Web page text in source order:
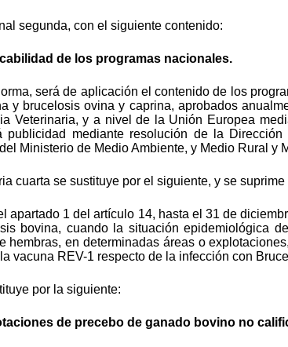
segunda, con el siguiente contenido:
de los programas nacionales.
será de aplicación el contenido de los
y brucelosis ovina y caprina, aprobados
Veterinaria, y a nivel de la Unión Europea
mediante resolución de la
Ministerio de Medio Ambiente, y Medio Rural y
cuarta se sustituye por el siguiente, y se suprime
apartado 1 del artículo 14, hasta el 31 de
bovina, cuando la situación epidemiológica
hembras, en determinadas áreas o
vacuna REV-1 respecto de la infección con
por la siguiente:
de precebo de ganado bovino no